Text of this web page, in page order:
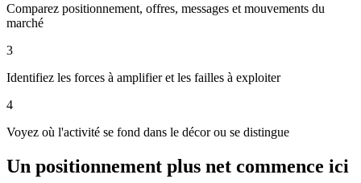
Comparez positionnement, offres, messages et mouvements du
marché
3
Identifiez les forces à amplifier et les failles à exploiter
4
Voyez où l'activité se fond dans le décor ou se distingue
Un positionnement plus net commence ici